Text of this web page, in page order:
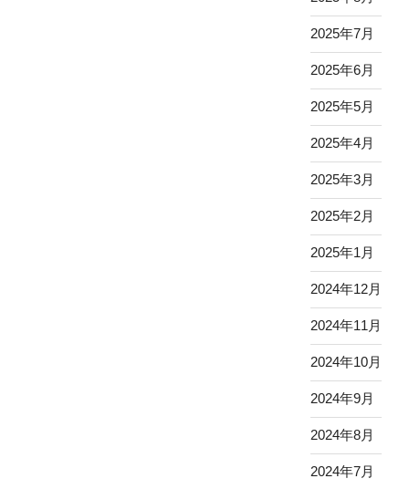
2025年7月
2025年6月
2025年5月
2025年4月
2025年3月
2025年2月
2025年1月
2024年12月
2024年11月
2024年10月
2024年9月
2024年8月
2024年7月